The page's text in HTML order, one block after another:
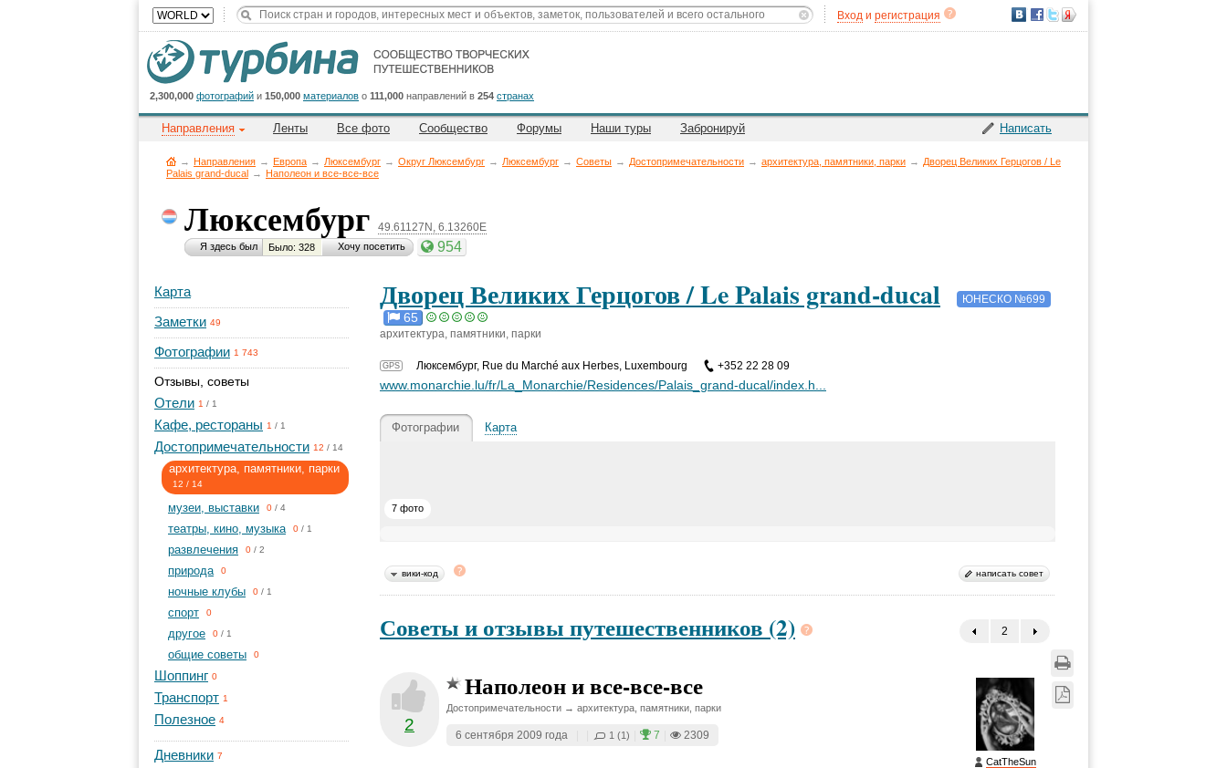
Вход и регистрация
2,300,000 фотографий и 150,000 материалов о 111,000 направлений в 254 странах
Написать
Направления Ленты Все фото Сообщество Форумы Наши туры Забронируй
→ Направления → Европа → Люксембург → Округ Люксембург → Люксембург → Советы → Достопримечательности → архитектура, памятники, парки → Дворец Великих Герцогов / Le
Palais grand-ducal → Наполеон и все-все-все
Люксембург 49.61127N, 6.13260E
Я здесь был Было: 328 Хочу посетить 954
Карта
Заметки 49
Фотографии 1 743
Отзывы, советы
Отели 1 / 1
Кафе, рестораны 1 / 1
Достопримечательности 12 / 14
архитектура, памятники, парки
12 / 14
музеи, выставки 0 / 4
театры, кино, музыка 0 / 1
развлечения 0 / 2
природа 0
ночные клубы 0 / 1
спорт 0
другое 0 / 1
общие советы 0
Шоппинг 0
Транспорт 1
Полезное 4
Дневники 7
Дворец Великих Герцогов / Le Palais grand-ducal ЮНЕСКО №699
65
архитектура, памятники, парки
GPS Люксембург, Rue du Marché aux Herbes, Luxembourg +352 22 28 09
www.monarchie.lu/fr/La_Monarchie/Residences/Palais_grand-ducal/index.h...
Фотографии Карта
7 фото
вики-код написать совет
Советы и отзывы путешественников (2) 2
2
CatTheSun
Наполеон и все-все-все
Достопримечательности → архитектура, памятники, парки
6 сентября 2009 года 1 (1) 7 2309